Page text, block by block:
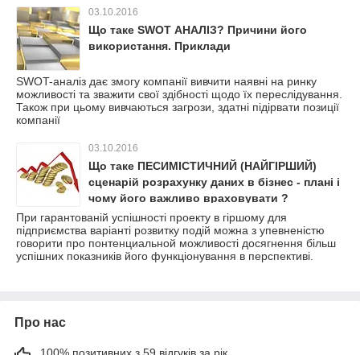
03.10.2016
Що таке SWOT АНАЛІЗ? Причини його
використання. Приклади
SWOT-аналіз дає змогу компанії вивчити наявні на ринку
можливості та зважити свої здібності щодо їх переслідування.
Також при цьому вивчаються загрози, здатні підірвати позиції
компанії
03.10.2016
Що таке ПЕСИМІСТИЧНИЙ (НАЙГІРШИЙ)
сценарій розрахунку даних в бізнес - плані і
чому його важливо враховувати ?
При гарантованій успішності проекту в гіршому для
підприємства варіанті розвитку подій можна з упевненістю
говорити про понтенциальной можливості досягнення більш
успішних показників його функціонування в перспективі.
Про нас